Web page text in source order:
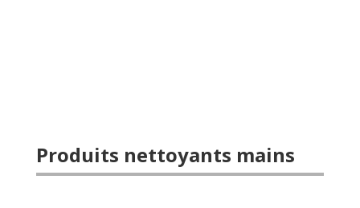
Produits nettoyants mains